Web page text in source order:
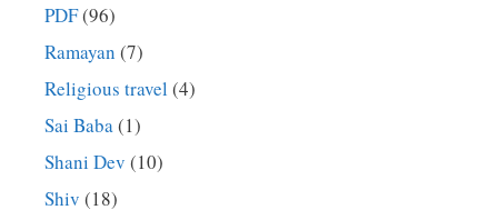
PDF(96)
Ramayan (7)
Religious travel (4)
Sai Baba(1)
Shani Dev (10)
Shiv (18)